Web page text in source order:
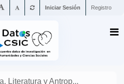
Iniciar Sesión Registro
Literatura y Antrop...